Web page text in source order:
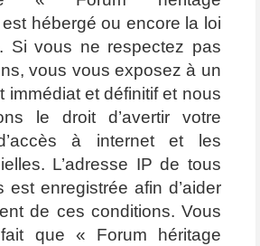
hébergé ou encore la loi
Si vous ne respectez pas
vous vous exposez à un
immédiat et définitif et nous
le droit d’avertir votre
à internet et les
L’adresse IP de tous
est enregistrée afin d’aider
de ces conditions. Vous
que « Forum héritage